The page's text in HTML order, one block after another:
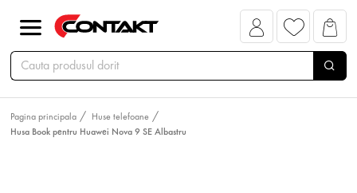
Pagina principala
Huse telefoane
Husa Book pentru Huawei Nova 9 SE Albastru